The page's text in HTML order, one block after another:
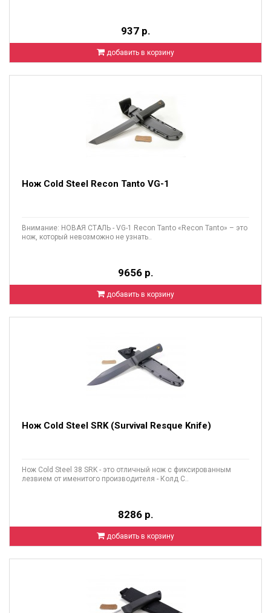
937 р.
добавить в корзину
Нож Cold Steel Recon Tanto VG-1
Внимание: НОВАЯ СТАЛЬ - VG-1 Recon Tanto «Recon Tanto» – это
нож, который невозможно не узнать..
9656 р.
добавить в корзину
Нож Cold Steel SRK (Survival Resque Knife)
Нож Cold Steel 38 SRK - это отличный нож с фиксированным
лезвием от именитого производителя - Колд С..
8286 р.
добавить в корзину